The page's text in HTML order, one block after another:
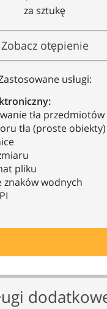
za sztukę
Zobacz otępienie
usługi:
tła przedmiotów
tła (proste obiekty)
pliku
znaków wodnych